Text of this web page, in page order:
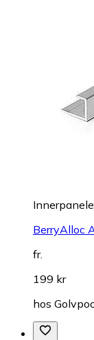
BerryAlloc
fr.
199 kr
hos